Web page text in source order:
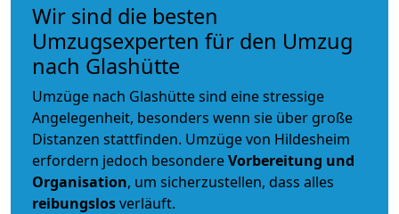
Wir sind die besten
Umzugsexperten für den Umzug
nach Glashütte
Umzüge nach Glashütte sind eine stressige
Angelegenheit, besonders wenn sie über große
Distanzen stattfinden. Umzüge von Hildesheim
erfordern jedoch besondereVorbereitung und
Organisation, um sicherzustellen, dass alles
reibungslosverläuft.